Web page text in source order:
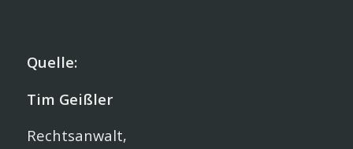
Quelle:
Tim Geißler
Rechtsanwalt,